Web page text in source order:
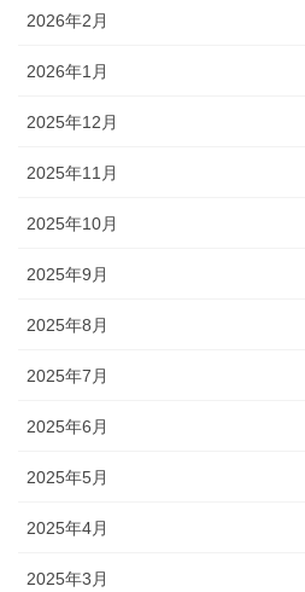
2026年2月
2026年1月
2025年12月
2025年11月
2025年10月
2025年9月
2025年8月
2025年7月
2025年6月
2025年5月
2025年4月
2025年3月